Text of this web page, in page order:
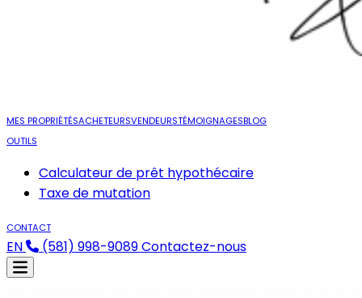
MES PROPRIÉTÉSACHETEURSVENDEURSTÉMOIGNAGESBLOG
OUTILS
Calculateur de prêt hypothécaire
Taxe de mutation
CONTACT
EN (581) 998-9089Contactez-nous